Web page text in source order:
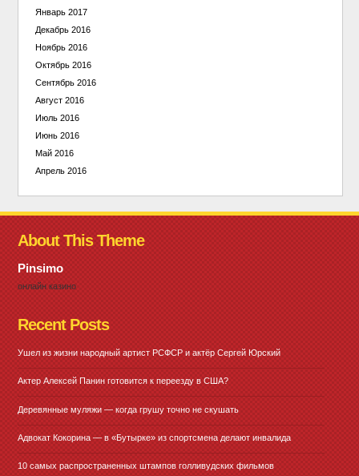
Январь 2017
Декабрь 2016
Ноябрь 2016
Октябрь 2016
Сентябрь 2016
Август 2016
Июль 2016
Июнь 2016
Май 2016
Апрель 2016
About This Theme
Pinsimo
онлайн казино
Recent Posts
Ушел из жизни народный артист РСФСР и актёр Сергей Юрский
Актер Алексей Панин готовится к переезду в США?
Деревянные муляжи — когда грушу точно не скушать
Адвокат Кокорина — в «Бутырке» из спортсмена делают инвалида
10 самых распространенных штампов голливудских фильмов